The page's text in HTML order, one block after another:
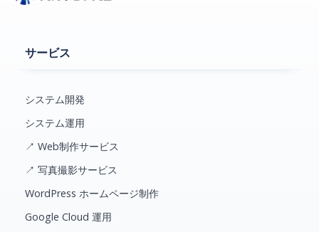
サービス
システム開発
システム運用
↗ Web制作サービス
↗ 写真撮影サービス
WordPress ホームページ制作
Google Cloud 運用